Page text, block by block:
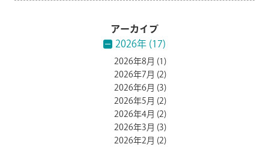
アーカイブ
2026年 (17)
2026年8月 (1)
2026年7月 (2)
2026年6月 (3)
2026年5月 (2)
2026年4月 (2)
2026年3月 (3)
2026年2月 (2)